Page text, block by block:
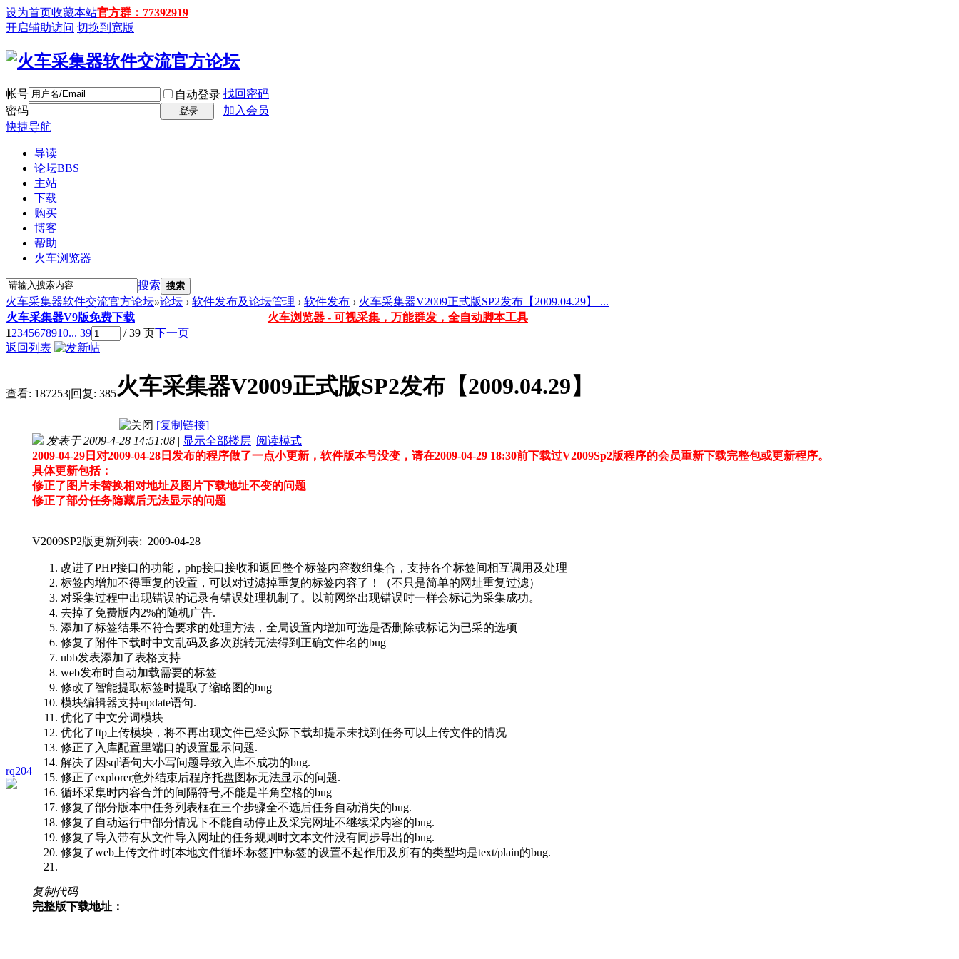
设为首页收藏本站官方群：77392919
开启辅助访问 切换到宽版
帐号 自动登录 找回密码
密码
登录
加入会员
快捷导航
导读
论坛BBS
主站
下载
购买
博客
帮助
火车浏览器
搜索 搜索
火车采集器软件交流官方论坛»论坛 › 软件发布及论坛管理 › 软件发布 › 火车采集器V2009正式版SP2发布【2009.04.29】 ...
火车采集器V9版免费下载
火车浏览器 - 可视采集，万能群发，全自动脚本工具
12345678910... 39 / 39 页下一页
返回列表
查看: 187253|回复: 385火车采集器V2009正式版SP2发布【2009.04.29】
[复制链接]
rq204
发表于 2009-4-28 14:51:08 | 显示全部楼层 |阅读模式
2009-04-29日对2009-04-28日发布的程序做了一点小更新，软件版本号没变，请在2009-04-29 18:30前下载过V2009Sp2版程序的会员重新下载完整包或更新程序。
具体更新包括：
修正了图片未替换相对地址及图片下载地址不变的问题
修正了部分任务隐藏后无法显示的问题
V2009SP2版更新列表: 2009-04-28
改进了PHP接口的功能，php接口接收和返回整个标签内容数组集合，支持各个标签间相互调用及处理
标签内增加不得重复的设置，可以对过滤掉重复的标签内容了！（不只是简单的网址重复过滤）
对采集过程中出现错误的记录有错误处理机制了。以前网络出现错误时一样会标记为采集成功。
去掉了免费版内2%的随机广告.
添加了标签结果不符合要求的处理方法，全局设置内增加可选是否删除或标记为已采的选项
修复了附件下载时中文乱码及多次跳转无法得到正确文件名的bug
ubb发表添加了表格支持
web发布时自动加载需要的标签
修改了智能提取标签时提取了缩略图的bug
模块编辑器支持update语句.
优化了中文分词模块
优化了ftp上传模块，将不再出现文件已经实际下载却提示未找到任务可以上传文件的情况
修正了入库配置里端口的设置显示问题.
解决了因sql语句大小写问题导致入库不成功的bug.
修正了explorer意外结束后程序托盘图标无法显示的问题.
循环采集时内容合并的间隔符号,不能是半角空格的bug
修复了部分版本中任务列表框在三个步骤全不选后任务自动消失的bug.
修复了自动运行中部分情况下不能自动停止及采完网址不继续采内容的bug.
修复了导入带有从文件导入网址的任务规则时文本文件没有同步导出的bug.
修复了web上传文件时[本地文件循环:标签]中标签的设置不起作用及所有的类型均是text/plain的bug.
复制代码
完整版下载地址：